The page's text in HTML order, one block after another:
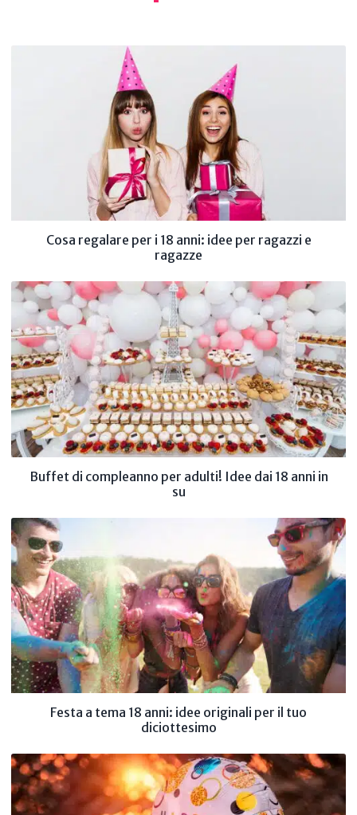
Cosa regalare per i 18 anni: idee per ragazzi e
ragazze
Buffet di compleanno per adulti! Idee dai 18 anni in
su
Festa a tema 18 anni: idee originali per il tuo
diciottesimo